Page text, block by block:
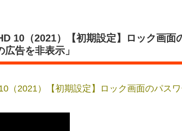
10（2021）【初期設定】ロック画
告を非表示」
（2021）【初期設定】ロック画面のパス